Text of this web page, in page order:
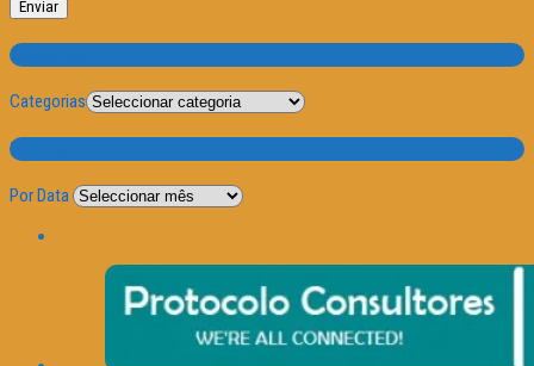
Categorias
Categorias
Por Data
Por Data